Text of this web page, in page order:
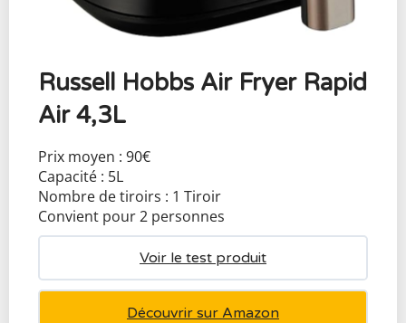
Russell Hobbs Air Fryer Rapid
Air 4,3L
Prix moyen : 90€
Capacité : 5L
Nombre de tiroirs : 1 Tiroir
Convient pour 2 personnes
Voir le test produit
Découvrir sur Amazon